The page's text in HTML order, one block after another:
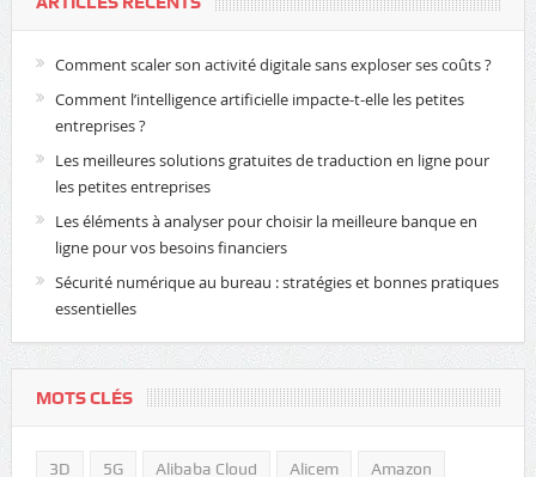
Comment scaler son activité digitale sans exploser ses coûts ?
Comment l’intelligence artificielle impacte-t-elle les petites
entreprises ?
Les meilleures solutions gratuites de traduction en ligne pour
les petites entreprises
Les éléments à analyser pour choisir la meilleure banque en
ligne pour vos besoins financiers
Sécurité numérique au bureau : stratégies et bonnes pratiques
essentielles
MOTS CLÉS
3D 5G Alibaba Cloud Alicem Amazon